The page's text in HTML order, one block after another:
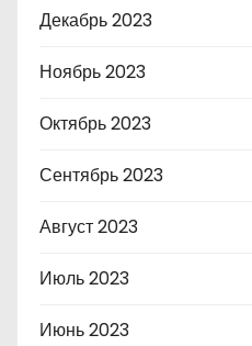
Декабрь 2023
Ноябрь 2023
Октябрь 2023
Сентябрь 2023
Август 2023
Июль 2023
Июнь 2023